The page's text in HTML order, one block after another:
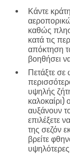
Κάντε
καθώς
κατά τις
απόκτηση
βοηθήσει
Πετάξτε σε
υψηλής
καλοκαίρι)
αυξάνουν
επιλέξετε
της σεζόν
βρείτε